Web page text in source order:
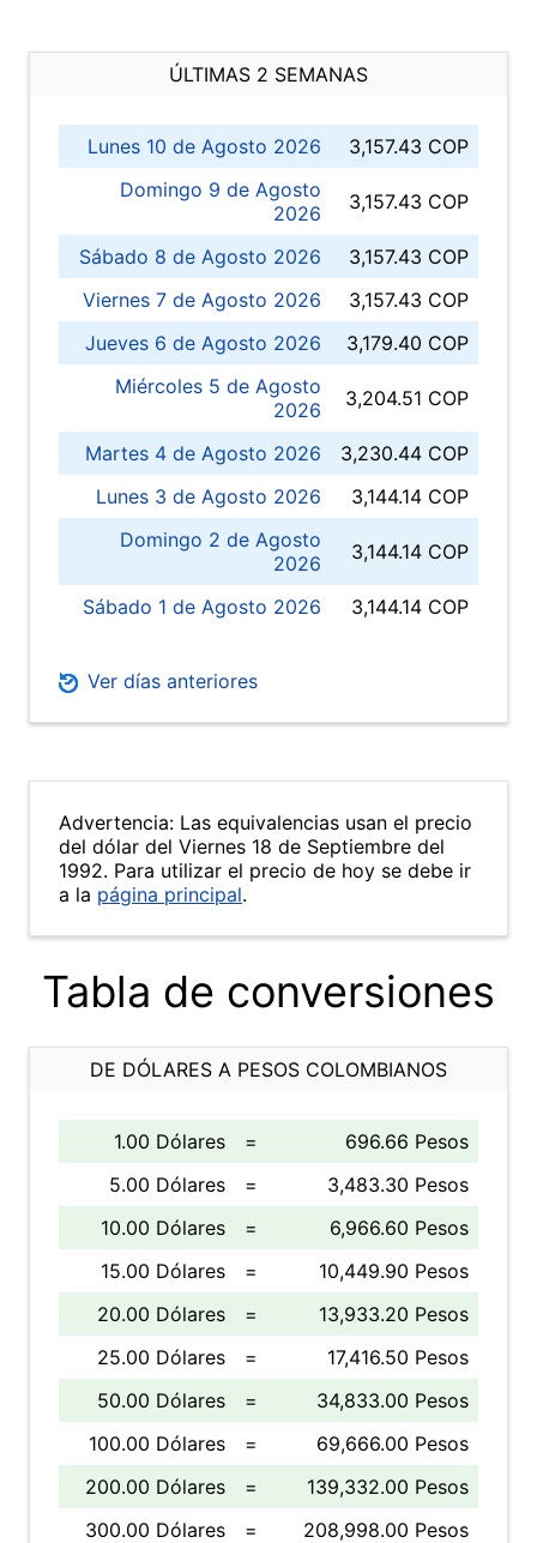
ÚLTIMAS 2 SEMANAS
Lunes 10 de Agosto 2026
3,157.43 COP
Domingo 9 de Agosto
2026
3,157.43 COP
Sábado 8 de Agosto 2026
3,157.43 COP
Viernes 7 de Agosto 2026
3,157.43 COP
Jueves 6 de Agosto 2026
3,179.40 COP
Miércoles 5 de Agosto
2026
3,204.51 COP
Martes 4 de Agosto 2026
3,230.44 COP
Lunes 3 de Agosto 2026
3,144.14 COP
Domingo 2 de Agosto
2026
3,144.14 COP
Sábado 1 de Agosto 2026 3,144.14 COP
Ver días anteriores
Advertencia: Las equivalencias usan el precio
del dólar del Viernes 18 de Septiembre del
1992. Para utilizar el precio de hoy se debe ir
a la página principal.
Tabla de conversiones
DE DÓLARES A PESOS COLOMBIANOS
1.00 Dólares =
696.66 Pesos
5.00 Dólares
=
3,483.30 Pesos
10.00 Dólares
=
6,966.60 Pesos
15.00 Dólares
=
10,449.90 Pesos
20.00 Dólares
=
13,933.20 Pesos
25.00 Dólares
=
17,416.50 Pesos
50.00 Dólares
=
34,833.00 Pesos
100.00 Dólares
=
69,666.00 Pesos
200.00 Dólares
=
139,332.00 Pesos
300.00 Dólares
=
208,998.00 Pesos